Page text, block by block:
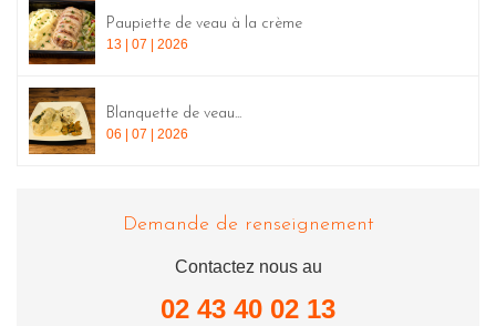
Paupiette de veau à la crème
13 | 07 | 2026
Blanquette de veau...
06 | 07 | 2026
Demande de renseignement
Contactez nous au
02 43 40 02 13